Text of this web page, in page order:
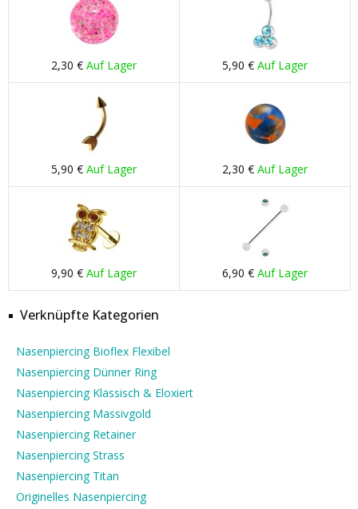
2,30 € Auf Lager 5,90 € Auf Lager
5,90 € Auf Lager 2,30 € Auf Lager
9,90 € Auf Lager 6,90 € Auf Lager
Verknüpfte Kategorien
Nasenpiercing Bioflex Flexibel
Nasenpiercing Dünner Ring
Nasenpiercing Klassisch & Eloxiert
Nasenpiercing Massivgold
Nasenpiercing Retainer
Nasenpiercing Strass
Nasenpiercing Titan
Originelles Nasenpiercing